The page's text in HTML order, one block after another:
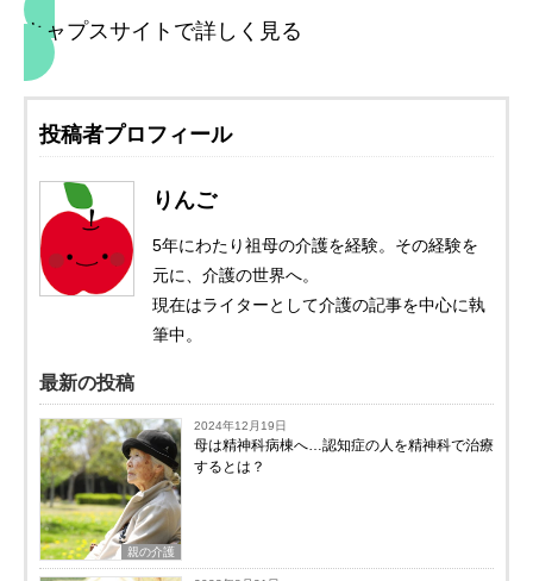
キャプスサイトで詳しく見る
投稿者プロフィール
りんご
5年にわたり祖母の介護を経験。その経験を
元に、介護の世界へ。
現在はライターとして介護の記事を中心に執
筆中。
最新の投稿
親の介護
2024年12月19日
母は精神科病棟へ…認知症の人を精神科で治療
するとは？